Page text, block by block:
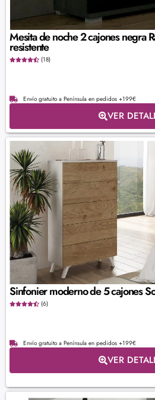
Mesita de noche 2 cajones negra
resistente
(18)
Envío gratuito a Península en pedidos +199€
VER
Sinfonier moderno de 5 cajones
(6)
Envío gratuito a Península en pedidos +199€
VER